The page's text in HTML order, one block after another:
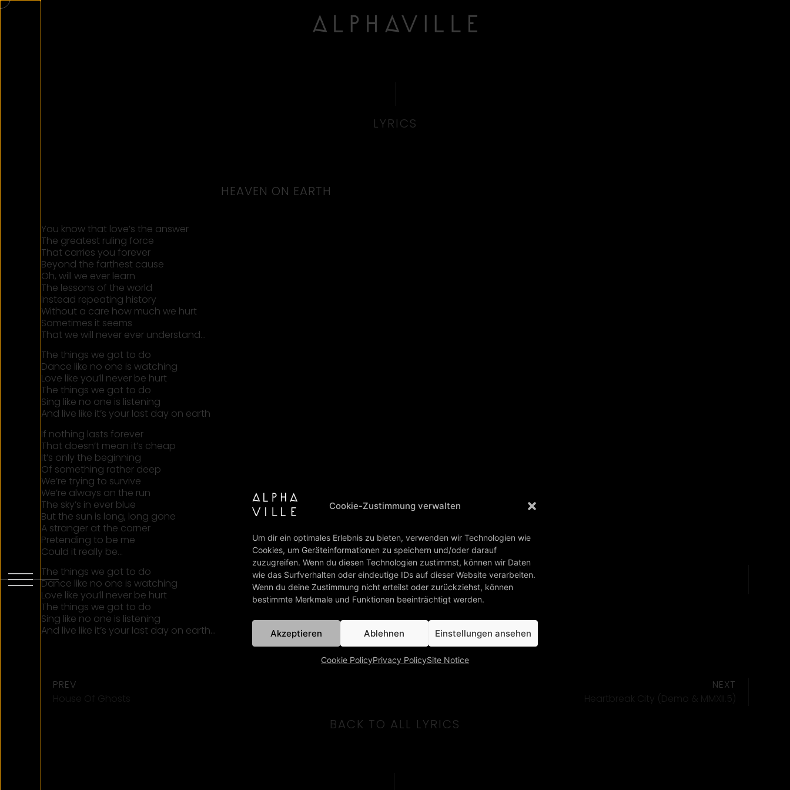
Cookie-Zustimmung verwalten
Um dir ein optimales Erlebnis zu bieten, verwenden wir Technologien wie
Cookies, um Geräteinformationen zu speichern und/oder darauf
zuzugreifen. Wenn du diesen Technologien zustimmst, können wir Daten
wie das Surfverhalten oder eindeutige IDs auf dieser Website verarbeiten.
Wenn du deine Zustimmung nicht erteilst oder zurückziehst, können
bestimmte Merkmale und Funktionen beeinträchtigt werden.
Akzeptieren Ablehnen Einstellungen ansehen
Cookie PolicyPrivacy PolicySite Notice
LYRICS
HEAVEN ON EARTH
You know that love’s the answer
The greatest ruling force
That carries you forever
Beyond the farthest cause
Oh, will we ever learn
The lessons of the world
Instead repeating history
Without a care how much we hurt
Sometimes it seems
That we will never ever understand…
The things we got to do
Dance like no one is watching
Love like you’ll never be hurt
The things we got to do
Sing like no one is listening
And live like it’s your last day on earth
If nothing lasts forever
That doesn’t mean it’s cheap
It’s only the beginning
Of something rather deep
We’re trying to survive
We’re always on the run
The sky’s in ever blue
But the sun is long, long gone
A stranger at the corner
Pretending to be me
Could it really be…
The things we got to do
Dance like no one is watching
Love like you’ll never be hurt
The things we got to do
Sing like no one is listening
And live like it’s your last day on earth…
PREV
House Of Ghosts
NEXT
Heartbreak City (Demo & MMXII.5)
BACK TO ALL LYRICS